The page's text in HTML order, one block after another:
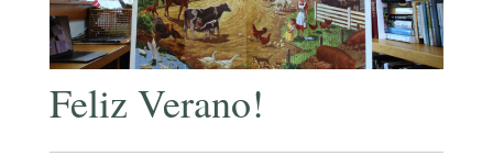
Feliz Verano!